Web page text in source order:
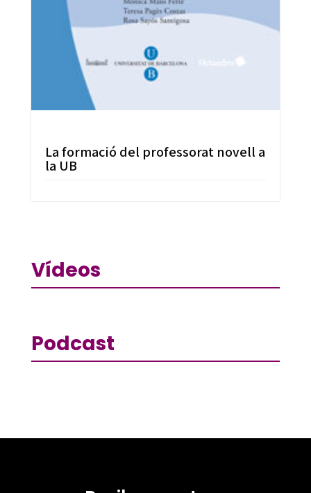
La formació del professorat novell a
la UB
Vídeos
Podcast